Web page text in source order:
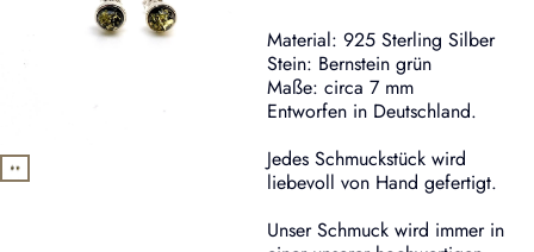
Material: 925 Sterling Silber
Stein: Bernstein grün
Maße: circa 7 mm
Entworfen in Deutschland.
Jedes Schmuckstück wird
liebevoll von Hand gefertigt.
Unser Schmuck wird immer in